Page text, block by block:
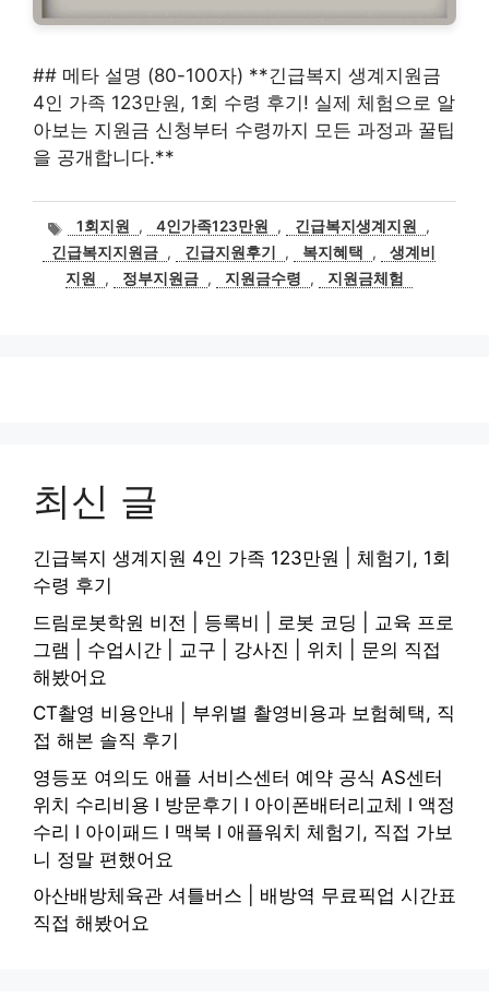
## 메타 설명 (80-100자) **긴급복지 생계지원금
4인 가족 123만원, 1회 수령 후기! 실제 체험으로 알
아보는 지원금 신청부터 수령까지 모든 과정과 꿀팁
을 공개합니다.**
태
그
1회지원 , 4인가족123만원 , 긴급복지생계지원
,
긴급복지지원금 , 긴급지원후기 , 복지혜택 ,
생계비
지원
, 정부지원금 , 지원금수령 , 지원금체험
최신 글
긴급복지 생계지원 4인 가족 123만원 | 체험기, 1회
수령 후기
드림로봇학원 비전 | 등록비 | 로봇 코딩 | 교육 프로
그램 | 수업시간 | 교구 | 강사진 | 위치 | 문의 직접
해봤어요
CT촬영 비용안내 | 부위별 촬영비용과 보험혜택, 직
접 해본 솔직 후기
영등포 여의도 애플 서비스센터 예약 공식 AS센터
위치 수리비용 l 방문후기 l 아이폰배터리교체 l 액정
수리 l 아이패드 l 맥북 l 애플워치 체험기, 직접 가보
니 정말 편했어요
아산배방체육관 셔틀버스 | 배방역 무료픽업 시간표
직접 해봤어요